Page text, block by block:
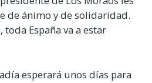
de ánimo y de solidaridad.
toda España va a estar
esperará unos días para